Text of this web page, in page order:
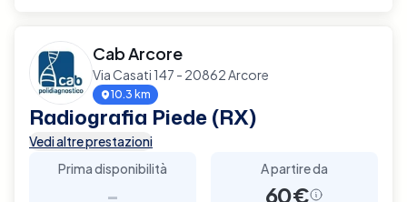
Cab Arcore
Via Casati 147 - 20862 Arcore
10.3 km
Radiografia Piede (RX)
Vedi altre prestazioni
Prima disponibilità
-
A partire da
60€